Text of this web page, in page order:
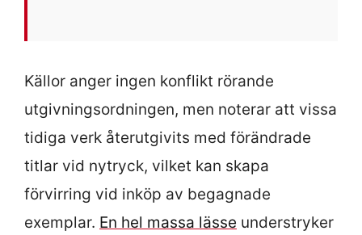
Källor anger ingen konflikt rörande
utgivningsordningen, men noterar att vissa
tidiga verk återutgivits med förändrade
titlar vid nytryck, vilket kan skapa
förvirring vid inköp av begagnade
exemplar. En hel massa lässe understryker